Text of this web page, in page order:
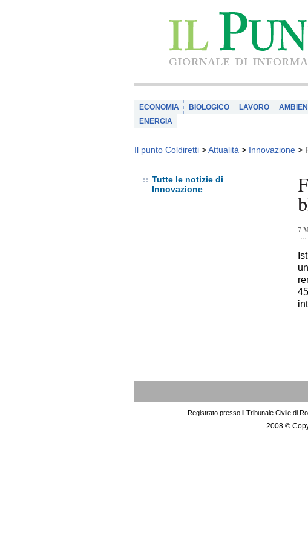
ECONOMIA BIOLOGICO LAVORO
ENERGIA
Il punto Coldiretti >Attualità > Innovazione >
Tutte le notizie di
Innovazione
7
Registrato presso il Tribunale Civile di
2008 ©